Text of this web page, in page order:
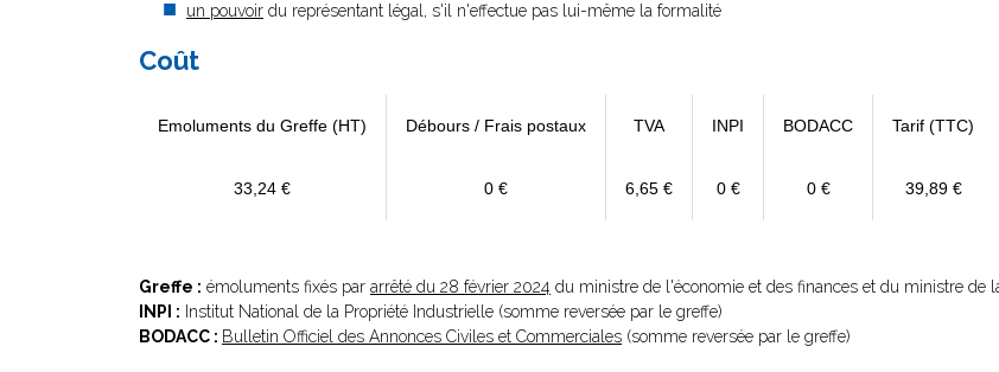
un pouvoir du représentant légal, s'il n'effectue pas lui-même la formalité
Coût
Emoluments du Greffe (HT) Débours / Frais postaux TVA INPI BODACC Tarif (TTC)
33,24 € 0 € 6,65 € 0 € 0 € 39,89 €
Greffe : émoluments fixés par arrêté du 28 février 2024 du ministre de l'économie et des finances et du ministre de
INPI : Institut National de la Propriété Industrielle (somme reversée par le greffe)
BODACC : Bulletin Officiel des Annonces Civiles et Commerciales (somme reversée par le greffe)